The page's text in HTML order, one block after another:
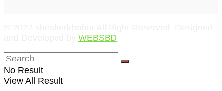
WEBSBD
No Result
View All Result